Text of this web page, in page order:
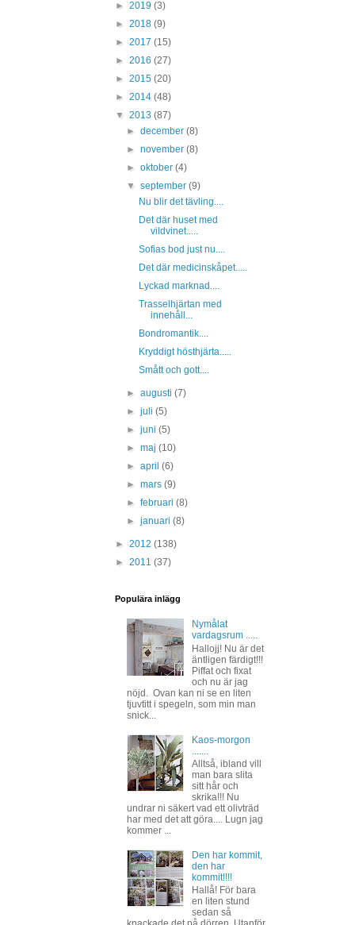
► 2019 (3)
► 2018 (9)
► 2017 (15)
► 2016 (27)
► 2015 (20)
► 2014 (48)
▼ 2013 (87)
►december(8)
►november(8)
►oktober(4)
▼september(9)
Nu blir det tävling....
Det där huset med
vildvinet.....
Sofias bod just nu....
Det där medicinskåpet.....
Lyckad marknad....
Trasselhjärtan med
innehåll...
Bondromantik....
Kryddigt hösthjärta.....
Smått och gott....
►augusti(7)
►juli(5)
►juni(5)
►maj(10)
►april(6)
►mars(9)
►februari(8)
►januari(8)
► 2012 (138)
► 2011 (37)
Populära inlägg
Nymålat
vardagsrum .....
Hallojj! Nu är det
äntligen färdigt!!!
Piffat och fixat
och nu är jag
nöjd. Ovan kan ni se en liten
tjuvtitt i spegeln, som min man
snick...
Kaos-morgon
Alltså, ibland vill
man bara slita
sitt hår och
skrika!!! Nu
undrar ni säkert vad ett olivträd
har med det att göra.... Lugn jag
kommer ...
Den har kommit,
den har
kommit!!!!
Hallå! För bara
en liten stund
sedan så